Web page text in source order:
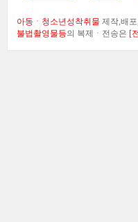
아동ㆍ청소년성착취물 제작,배
불법촬영물등의 복제ㆍ전송은 [